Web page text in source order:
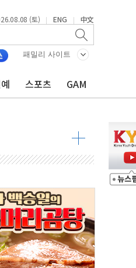
(토) | ENG | 中文
패밀리 사이트
스포츠 GAM
억지력 강화
데스크·웬디스↓